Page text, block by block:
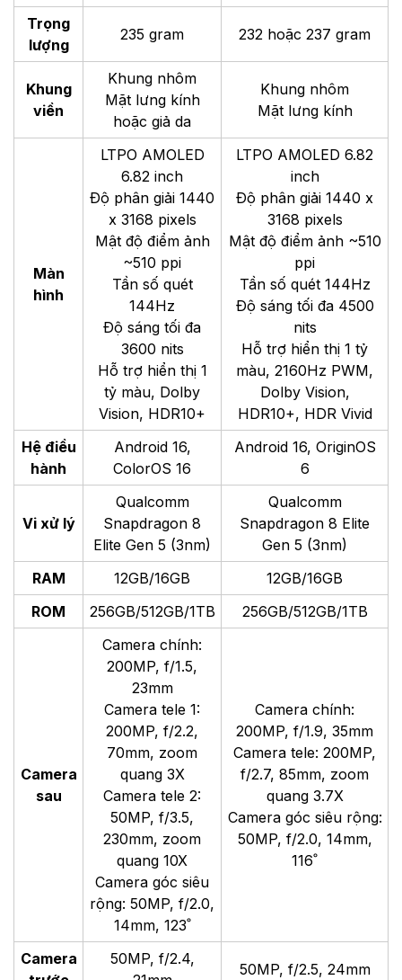
Trọng
lượng
235 gram 232 hoặc 237 gram
Khung
viền
Khung nhôm
Mặt lưng kính
hoặc giả da
Khung nhôm
Mặt lưng kính
Màn
hình
LTPO AMOLED
6.82 inch
Độ phân giải 1440
x 3168 pixels
Mật độ điểm ảnh
~510 ppi
Tần số quét
144Hz
Độ sáng tối đa
3600 nits
Hỗ trợ hiển thị 1
tỷ màu, Dolby
Vision, HDR10+
LTPO AMOLED 6.82
inch
Độ phân giải 1440 x
3168 pixels
Mật độ điểm ảnh ~510
ppi
Tần số quét 144Hz
Độ sáng tối đa 4500
nits
Hỗ trợ hiển thị 1 tỷ
màu, 2160Hz PWM,
Dolby Vision,
HDR10+, HDR Vivid
Hệ điều
hành
Android 16,
ColorOS 16
Android 16, OriginOS
6
Vi xử lý
Qualcomm
Snapdragon 8
Elite Gen 5 (3nm)
Qualcomm
Snapdragon 8 Elite
Gen 5 (3nm)
RAM
12GB/16GB
12GB/16GB
ROM
256GB/512GB/1TB 256GB/512GB/1TB
Camera
sau
Camera chính:
200MP, f/1.5,
23mm
Camera tele 1:
200MP, f/2.2,
70mm, zoom
quang 3X
Camera tele 2:
50MP, f/3.5,
230mm, zoom
quang 10X
Camera góc siêu
rộng: 50MP, f/2.0,
14mm, 123˚
Camera chính:
200MP, f/1.9, 35mm
Camera tele: 200MP,
f/2.7, 85mm, zoom
quang 3.7X
Camera góc siêu rộng:
50MP, f/2.0, 14mm,
116˚
Camera
50MP, f/2.4,
50MP, f/2.5, 24mm